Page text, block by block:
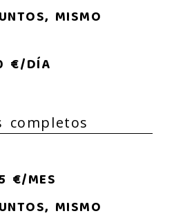
MISMO
€/DÍA
completos
€/MES
MISMO